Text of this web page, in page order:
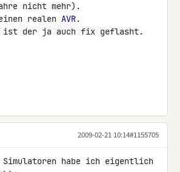
nicht mehr).
realen AVR.
ist der ja auch fix geflasht.
2009-02-21 10:14#1155705
habe ich eigentlich